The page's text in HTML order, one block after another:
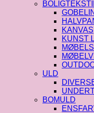
GOBELIN
KANVAS
KUNST
ULD
BOMULD